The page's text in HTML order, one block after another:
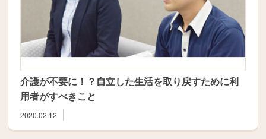
介護が不要に！？自立した生活を取り戻すために利
用者がすべきこと
2020.02.12